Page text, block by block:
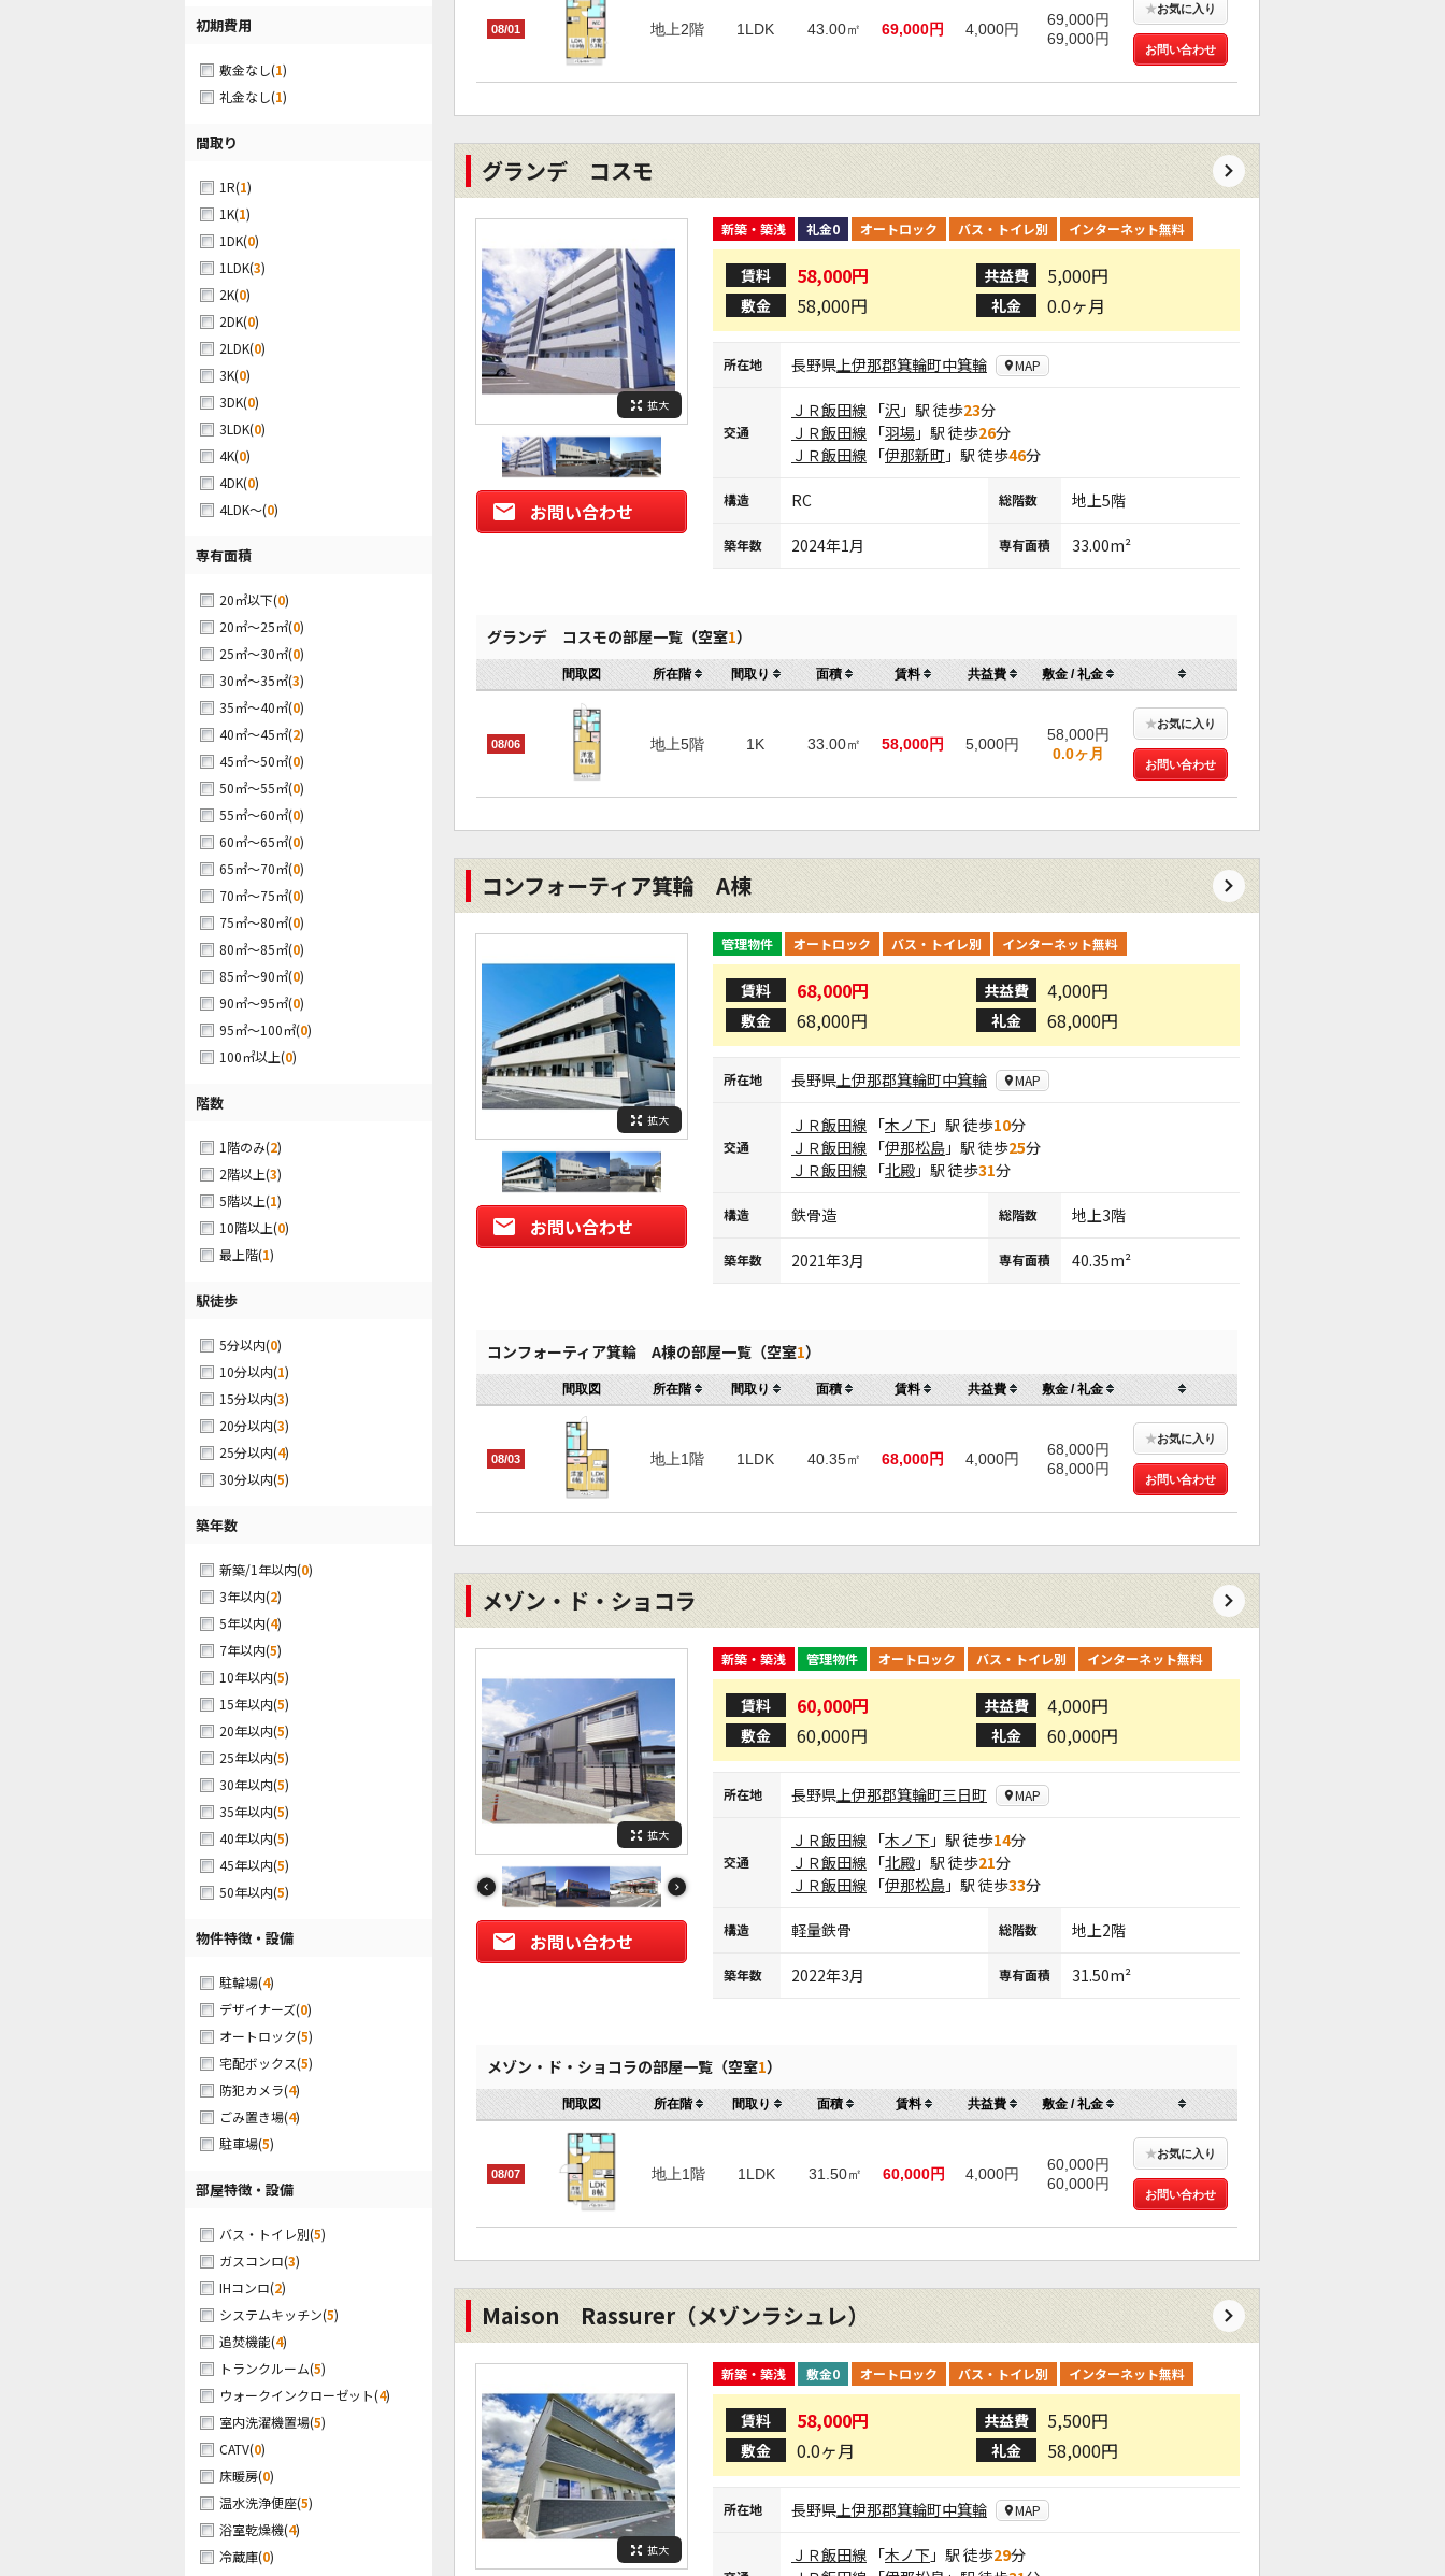
初期費用
敷金なし(1)
礼金なし(1)
間取り
1R(1)
1K(1)
1DK(0)
1LDK(3)
2K(0)
2DK(0)
2LDK(0)
3K(0)
3DK(0)
3LDK(0)
4K(0)
4DK(0)
4LDK～(0)
専有面積
20㎡以下(0)
20㎡～25㎡(0)
25㎡～30㎡(0)
30㎡～35㎡(3)
35㎡～40㎡(0)
40㎡～45㎡(2)
45㎡～50㎡(0)
50㎡～55㎡(0)
55㎡～60㎡(0)
60㎡～65㎡(0)
65㎡～70㎡(0)
70㎡～75㎡(0)
75㎡～80㎡(0)
80㎡～85㎡(0)
85㎡～90㎡(0)
90㎡～95㎡(0)
95㎡～100㎡(0)
100㎡以上(0)
階数
1階のみ(2)
2階以上(3)
5階以上(1)
10階以上(0)
最上階(1)
駅徒歩
5分以内(0)
10分以内(1)
15分以内(3)
20分以内(3)
25分以内(4)
30分以内(5)
築年数
新築/1年以内(0)
3年以内(2)
5年以内(4)
7年以内(5)
10年以内(5)
15年以内(5)
20年以内(5)
25年以内(5)
30年以内(5)
35年以内(5)
40年以内(5)
45年以内(5)
50年以内(5)
物件特徴・設備
駐輪場(4)
デザイナーズ(0)
オートロック(5)
宅配ボックス(5)
防犯カメラ(4)
ごみ置き場(4)
駐車場(5)
部屋特徴・設備
バス・トイレ別(5)
ガスコンロ(3)
IHコンロ(2)
システムキッチン(5)
追焚機能(4)
トランクルーム(5)
ウォークインクローゼット(4)
室内洗濯機置場(5)
CATV(0)
床暖房(0)
温水洗浄便座(5)
浴室乾燥機(4)
冷蔵庫(0)
08/01 地上2階 1LDK 43.00㎡ 69,000円 4,000円
69,000円
69,000円
★お気に入り
お問い合わせ
グランデ コスモ
拡大
お問い合わせ
新築・築浅 礼金0 オートロック バス・トイレ別 インターネット無料
賃料 58,000円 共益費 5,000円
敷金 58,000円 礼金 0.0ヶ月
所在地 長野県上伊那郡箕輪町中箕輪 MAP
交通
ＪＲ飯田線 「沢 」駅 徒歩23分
ＪＲ飯田線 「羽場 」駅 徒歩26分
ＪＲ飯田線 「伊那新町 」駅 徒歩46分
構造 RC 総階数 地上5階
築年数 2024年1月 専有面積 33.00m²
グランデ コスモの部屋一覧（空室1）
間取図 所在階 間取り 面積 賃料 共益費 敷金 / 礼金
08/06 地上5階 1K 33.00㎡ 58,000円 5,000円
58,000円
0.0ヶ月
★お気に入り
お問い合わせ
コンフォーティア箕輪 A棟
拡大
お問い合わせ
管理物件 オートロック バス・トイレ別 インターネット無料
賃料 68,000円 共益費 4,000円
敷金 68,000円 礼金 68,000円
所在地 長野県上伊那郡箕輪町中箕輪 MAP
交通
ＪＲ飯田線 「木ノ下 」駅 徒歩10分
ＪＲ飯田線 「伊那松島 」駅 徒歩25分
ＪＲ飯田線 「北殿 」駅 徒歩31分
構造 鉄骨造 総階数 地上3階
築年数 2021年3月 専有面積 40.35m²
コンフォーティア箕輪 A棟の部屋一覧（空室1）
間取図 所在階 間取り 面積 賃料 共益費 敷金 / 礼金
08/03 地上1階 1LDK 40.35㎡ 68,000円 4,000円
68,000円
68,000円
★お気に入り
お問い合わせ
メゾン・ド・ショコラ
拡大
お問い合わせ
新築・築浅 管理物件 オートロック バス・トイレ別 インターネット無料
賃料 60,000円 共益費 4,000円
敷金 60,000円 礼金 60,000円
所在地 長野県上伊那郡箕輪町三日町 MAP
交通
ＪＲ飯田線 「木ノ下 」駅 徒歩14分
ＪＲ飯田線 「北殿 」駅 徒歩21分
ＪＲ飯田線 「伊那松島 」駅 徒歩33分
構造 軽量鉄骨 総階数 地上2階
築年数 2022年3月 専有面積 31.50m²
メゾン・ド・ショコラの部屋一覧（空室1）
間取図 所在階 間取り 面積 賃料 共益費 敷金 / 礼金
08/07 地上1階 1LDK 31.50㎡ 60,000円 4,000円
60,000円
60,000円
★お気に入り
お問い合わせ
Maison Rassurer（メゾンラシュレ）
拡大
新築・築浅 敷金0 オートロック バス・トイレ別 インターネット無料
賃料 58,000円 共益費 5,500円
敷金 0.0ヶ月 礼金 58,000円
所在地 長野県上伊那郡箕輪町中箕輪 MAP
ＪＲ飯田線 「木ノ下 」駅 徒歩29分